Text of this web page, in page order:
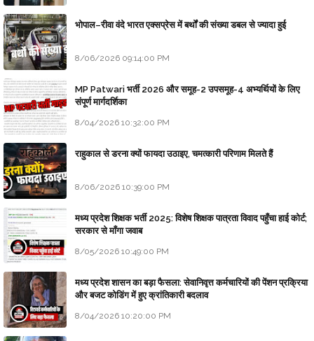
भोपाल–रीवा वंदे भारत एक्सप्रेस में बर्थों की संख्या डबल से ज्यादा हुई
8/06/2026 09:14:00 PM
MP Patwari भर्ती 2026 और समूह-2 उपसमूह-4 अभ्यर्थियों के लिए
संपूर्ण मार्गदर्शिका
8/04/2026 10:32:00 PM
राहुकाल से डरना क्यों फायदा उठाइए, चमत्कारी परिणाम मिलते हैं
8/06/2026 10:39:00 PM
मध्य प्रदेश शिक्षक भर्ती 2025: विशेष शिक्षक पात्रता विवाद पहुँचा हाई कोर्ट;
सरकार से माँगा जवाब
8/05/2026 10:49:00 PM
मध्य प्रदेश शासन का बड़ा फैसला: सेवानिवृत्त कर्मचारियों की पेंशन प्रक्रिया
और बजट कोडिंग में हुए क्रांतिकारी बदलाव
8/04/2026 10:20:00 PM